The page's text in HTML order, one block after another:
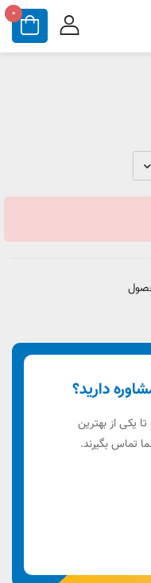
0
دارید؟
یکی از بهترین
تماس بگیرند.